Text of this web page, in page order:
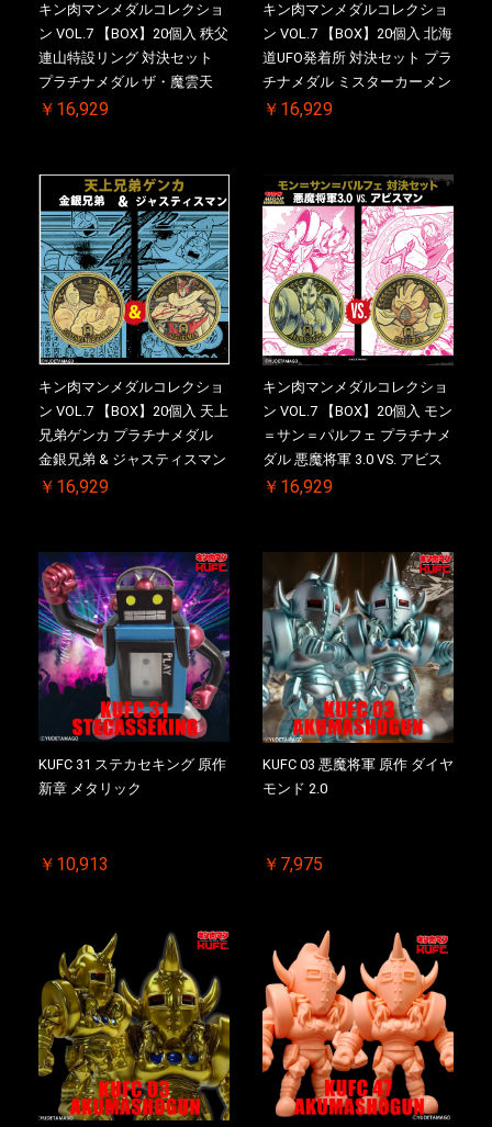
キン肉マンメダルコレクショ
ン VOL.7 【BOX】20個入 秩父
連山特設リング 対決セット
プラチナメダル ザ・魔雲天
VS. テリーマン 3.0 初回シリア
売品)付
￥16,929
キン肉マンメダルコレクショ
ン VOL.7 【BOX】20個入 北海
道UFO発着所 対決セット プラ
チナメダル ミスターカーメン
VS. ブロッケン Jr. 2.0 初回シ
ル(非売品)付
￥16,929
キン肉マンメダルコレクショ
ン VOL.7 【BOX】20個入 天上
兄弟ゲンカ プラチナメダル
金銀兄弟 & ジャスティスマン
2.0 初回シリアルNO.入 ケース
￥16,929
キン肉マンメダルコレクショ
ン VOL.7 【BOX】20個入 モン
＝サン＝パルフェ プラチナメ
ダル 悪魔将軍 3.0 VS. アビス
マン 初回シリアルNO.入 ケー
￥16,929
KUFC 31 ステカセキング 原作
新章 メタリック
￥10,913
KUFC 03 悪魔将軍 原作 ダイヤ
モンド 2.0
￥7,975